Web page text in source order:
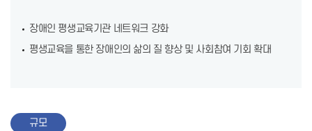
장애인 평생교육기관 네트워크 강화
평생교육을 통한 장애인의 삶의 질 향상 및 사회참여 기회 확대
규모